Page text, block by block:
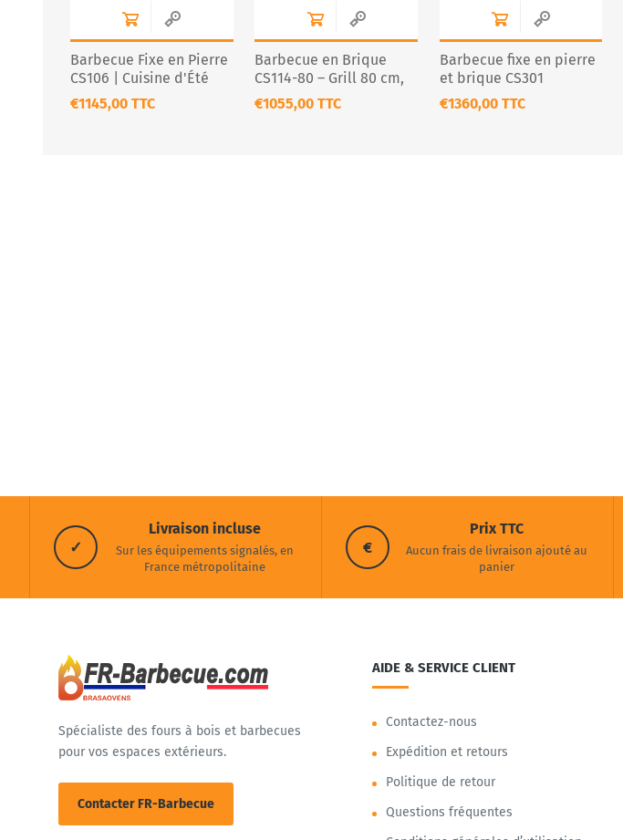
Barbecue Fixe en Pierre
CS106 | Cuisine d'Été
Fixe | Livraison France
€1145,00 TTC
Barbecue en Brique
CS114-80 – Grill 80 cm,
Fer Galvanisé ou Inox
€1055,00 TTC
Barbecue fixe en pierre
et brique CS301
€1360,00 TTC
✓
Livraison incluse
Sur les équipements signalés, en
France métropolitaine
€
Prix TTC
Aucun frais de livraison ajouté au
panier
Spécialiste des fours à bois et barbecues
pour vos espaces extérieurs.
Contacter FR-Barbecue
AIDE & SERVICE CLIENT
Contactez-nous
Expédition et retours
Politique de retour
Questions fréquentes